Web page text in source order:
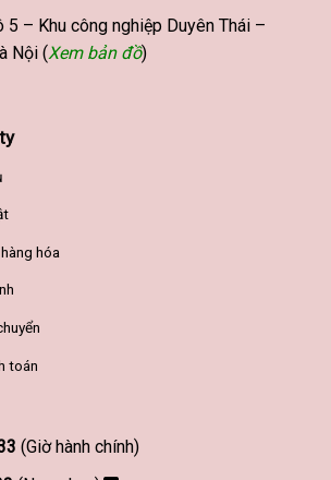
5 – Khu công nghiệp Duyên Thái –
Nội (Xem bản đồ)
hóa
toán
(Giờ hành chính)